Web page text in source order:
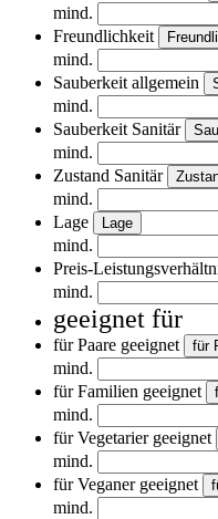
mind.
Freundlichkeit
mind.
Sauberkeit allgemein
mind.
Sauberkeit Sanitär
mind.
Zustand Sanitär
mind.
Lage
Lage
mind.
Preis-
mind.
geeignet für
für Paare geeignet für
mind.
für Familien geeignet
mind.
für Vegetarier geeignet
mind.
für Veganer geeignet
mind.